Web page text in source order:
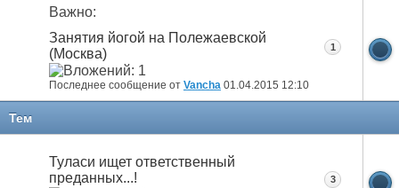
Важно:
Занятия йогой на Полежаевской
(Москва)
Последнее сообщение от Vancha 01.04.2015 12:10
1
Тем
Туласи ищет ответственный
преданных...!
3